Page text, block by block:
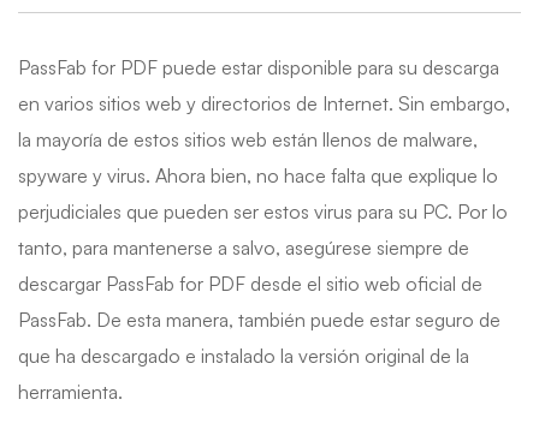
PassFab for PDF puede estar disponible para su descarga
en varios sitios web y directorios de Internet. Sin embargo,
la mayoría de estos sitios web están llenos de malware,
spyware y virus. Ahora bien, no hace falta que explique lo
perjudiciales que pueden ser estos virus para su PC. Por lo
tanto, para mantenerse a salvo, asegúrese siempre de
descargar PassFab for PDF desde el sitio web oficial de
PassFab. De esta manera, también puede estar seguro de
que ha descargado e instalado la versión original de la
herramienta.